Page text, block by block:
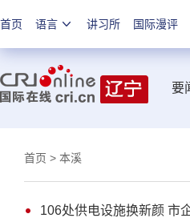
首页 语言 讲习所 国际漫评
要
首页 > 本溪
106处供电设施换新颜 市